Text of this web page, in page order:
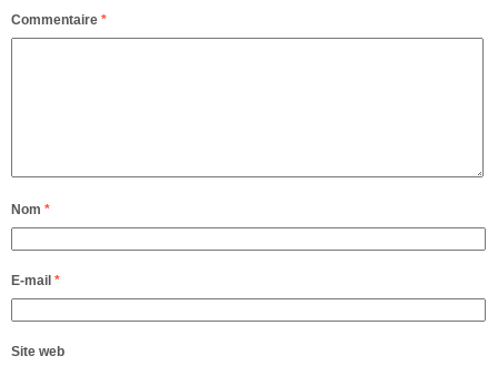
Commentaire *
Nom *
E-mail *
Site web